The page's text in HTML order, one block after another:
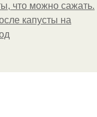
что можно сажать.
капусты на